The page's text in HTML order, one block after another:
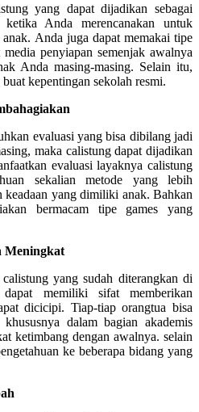
yang dapat dijadikan sebagai
Anda merencanakan untuk
Anda juga dapat memakai tipe
penyiapan semenjak awalnya
Anda masing-masing. Selain itu,
kepentingan sekolah resmi.
evaluasi yang bisa dibilang jadi
maka calistung dapat dijadikan
evaluasi layaknya calistung
sekalian metode yang lebih
keadaan yang dimiliki anak. Bahkan
bermacam tipe games yang
Meningkat
yang sudah diterangkan di
memiliki sifat memberikan
dicicipi. Tiap-tiap orangtua bisa
dalam bagian akademis
ketimbang dengan awalnya. selain
ke beberapa bidang yang